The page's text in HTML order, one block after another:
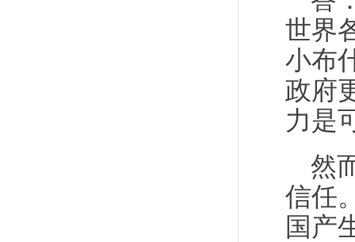
世界
小布
政府
力是
然
信任
国产